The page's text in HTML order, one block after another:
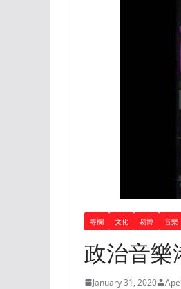
專欄 文化 易博 音樂
政治音樂
January 31, 2020